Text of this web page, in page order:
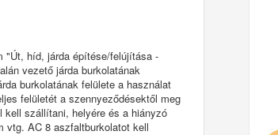
"Út, híd, járda építése/felújítása -
vezető járda burkolatának
burkolatának felülete a használat
felületét a szennyeződésektől meg
szállítani, helyére és a hiányzó
vtg. AC 8 aszfaltburkolatot kell